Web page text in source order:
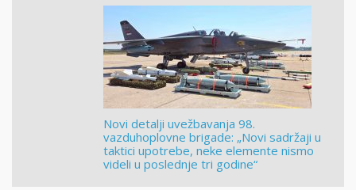
Novi detalji uvežbavanja 98.
vazduhoplovne brigade: „Novi sadržaji u
taktici upotrebe, neke elemente nismo
videli u poslednje tri godine“